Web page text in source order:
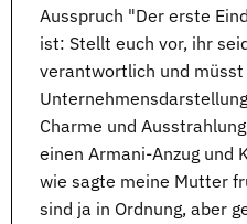
Ausspruch "Der erste
ist: Stellt euch vor, ihr
verantwortlich und müsst
Charme und
einen Armani-Anzug und
wie sagte meine Mutter
sind ja in Ordnung, aber